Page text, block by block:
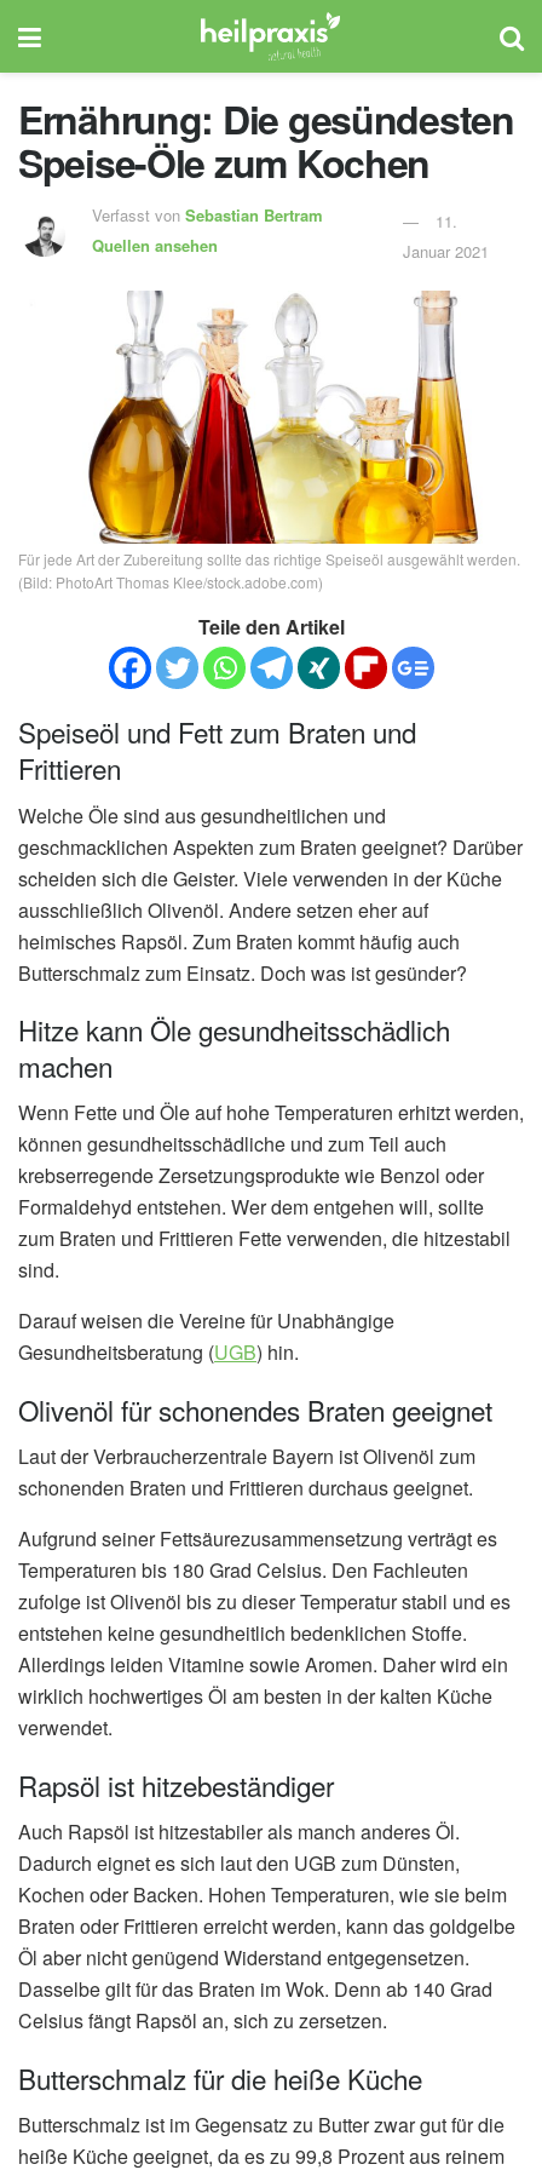
Ernährung: Die gesündesten
Speise-Öle zum Kochen
Verfasst von Sebastian Bertram
Quellen ansehen
11.
Januar 2021
Für jede Art der Zubereitung sollte das richtige Speiseöl ausgewählt werden.
(Bild: PhotoArt Thomas Klee/stock.adobe.com)
Teile den Artikel
Speiseöl und Fett zum Braten und
Frittieren
Welche Öle sind aus gesundheitlichen und
geschmacklichen Aspekten zum Braten geeignet? Darüber
scheiden sich die Geister. Viele verwenden in der Küche
ausschließlich Olivenöl. Andere setzen eher auf
heimisches Rapsöl. Zum Braten kommt häufig auch
Butterschmalz zum Einsatz. Doch was ist gesünder?
Hitze kann Öle gesundheitsschädlich
machen
Wenn Fette und Öle auf hohe Temperaturen erhitzt werden,
können gesundheitsschädliche und zum Teil auch
krebserregende Zersetzungsprodukte wie Benzol oder
Formaldehyd entstehen. Wer dem entgehen will, sollte
zum Braten und Frittieren Fette verwenden, die hitzestabil
sind.
Darauf weisen die Vereine für Unabhängige
Gesundheitsberatung (UGB) hin.
Olivenöl für schonendes Braten geeignet
Laut der Verbraucherzentrale Bayern ist Olivenöl zum
schonenden Braten und Frittieren durchaus geeignet.
Aufgrund seiner Fettsäurezusammensetzung verträgt es
Temperaturen bis 180 Grad Celsius. Den Fachleuten
zufolge ist Olivenöl bis zu dieser Temperatur stabil und es
entstehen keine gesundheitlich bedenklichen Stoffe.
Allerdings leiden Vitamine sowie Aromen. Daher wird ein
wirklich hochwertiges Öl am besten in der kalten Küche
verwendet.
Rapsöl ist hitzebeständiger
Auch Rapsöl ist hitzestabiler als manch anderes Öl.
Dadurch eignet es sich laut den UGB zum Dünsten,
Kochen oder Backen. Hohen Temperaturen, wie sie beim
Braten oder Frittieren erreicht werden, kann das goldgelbe
Öl aber nicht genügend Widerstand entgegensetzen.
Dasselbe gilt für das Braten im Wok. Denn ab 140 Grad
Celsius fängt Rapsöl an, sich zu zersetzen.
Butterschmalz für die heiße Küche
Butterschmalz ist im Gegensatz zu Butter zwar gut für die
heiße Küche geeignet, da es zu 99,8 Prozent aus reinem